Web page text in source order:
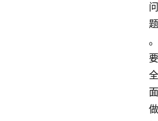
问
题
。
要
全
面
做